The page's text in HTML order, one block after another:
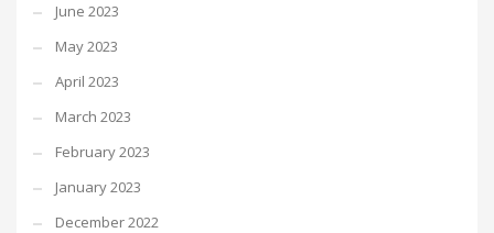
June 2023
May 2023
April 2023
March 2023
February 2023
January 2023
December 2022